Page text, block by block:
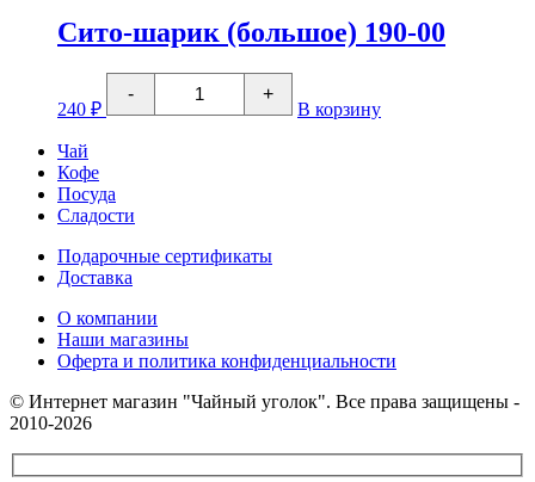
на
цепочке
Сито-шарик (большое) 190-00
240 ₽
-
Количество
товара
Сито-
+
В корзину
Чай
Кофе
Посуда
Сладости
Подарочные сертификаты
Доставка
О компании
Наши магазины
Оферта и политика конфиденциальности
© Интернет магазин "Чайный уголок". Все права защищены -
2010-2026